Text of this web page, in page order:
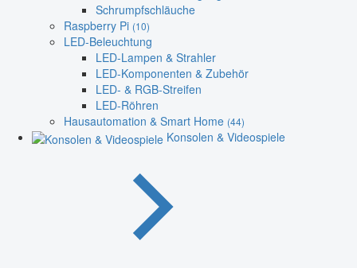
Schrumpfschläuche
Raspberry Pi (10)
LED-Beleuchtung
LED-Lampen & Strahler
LED-Komponenten & Zubehör
LED- & RGB-Streifen
LED-Röhren
Hausautomation & Smart Home (44)
Konsolen & Videospiele